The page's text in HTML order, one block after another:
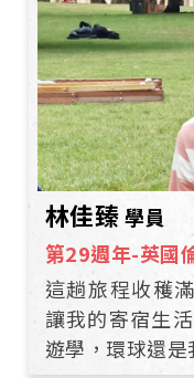
林佳臻 學員
第29週年-英國
這趟旅程收穫
讓我的寄宿生
遊學，環球還